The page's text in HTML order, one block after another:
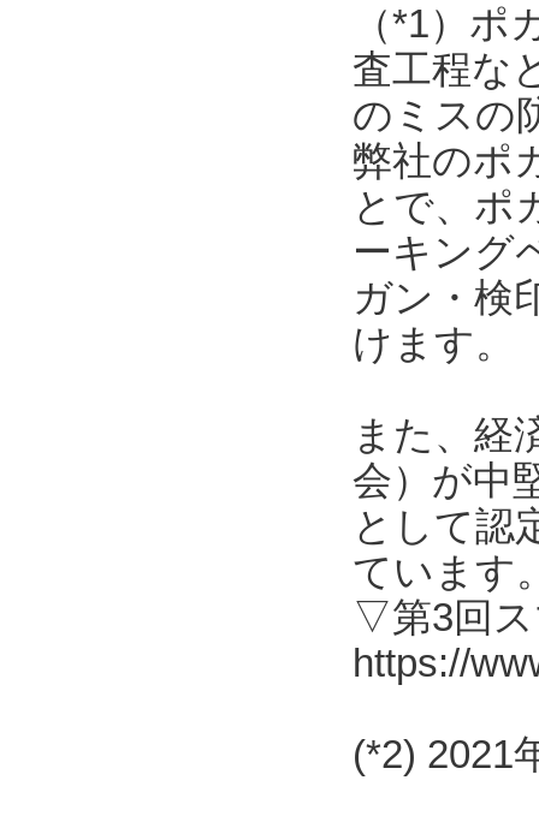
（*1）
査工程な
のミスの
弊社のポ
とで、ポ
ーキング
ガン・検
けます。
また、経
会）が中
として認
ています
▽第3回ス
https://
(*2) 2021